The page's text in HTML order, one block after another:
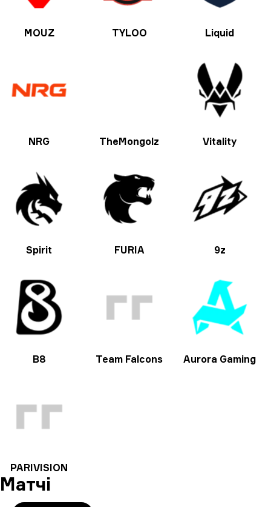
MOUZ TYLOO Liquid
NRG TheMongolz Vitality
Spirit FURIA 9z
B8 Team Falcons Aurora Gaming
PARIVISION
Матчі